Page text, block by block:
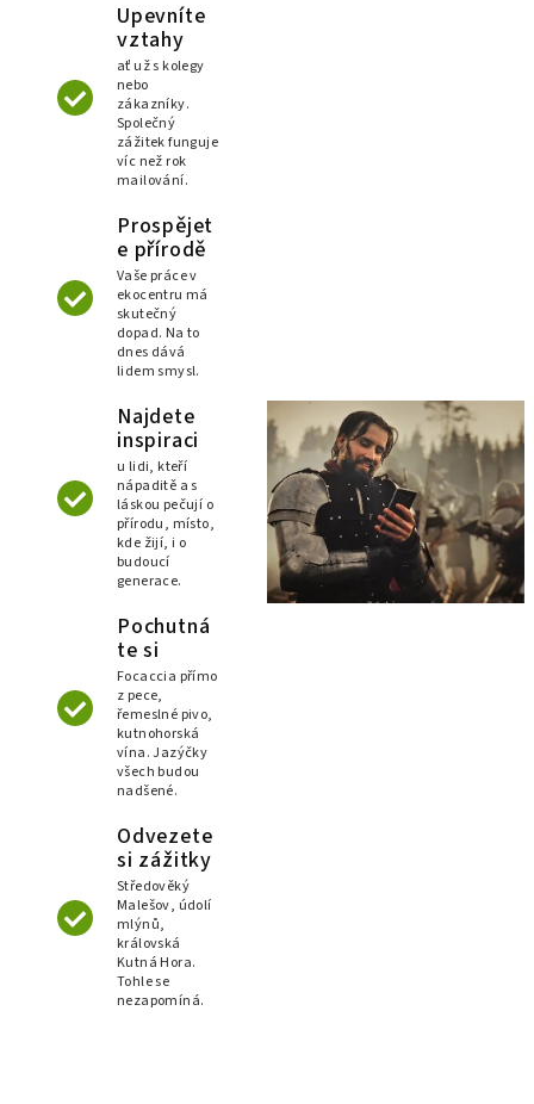
Upevníte
vztahy
ať už s kolegy
nebo
zákazníky.
Společný
zážitek funguje
víc než rok
mailování.
Prospějet
e přírodě
Vaše práce v
ekocentru má
skutečný
dopad. Na to
dnes dává
lidem smysl.
Najdete
inspiraci
u lidi, kteří
nápaditě a s
láskou pečují o
přírodu, místo,
kde žijí, i o
budoucí
generace.
Pochutná
te si
Focaccia přímo
z pece,
řemeslné pivo,
kutnohorská
vína. Jazýčky
všech budou
nadšené.
Odvezete
si zážitky
Středověký
Malešov, údolí
mlýnů,
královská
Kutná Hora.
Tohle se
nezapomíná.